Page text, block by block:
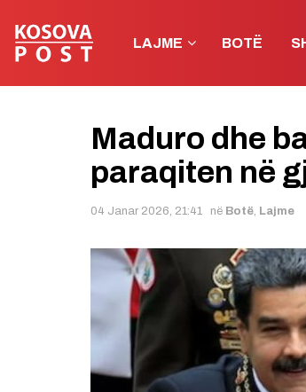
LAJME BOTË
Maduro dhe
paraqiten në
04 Janar 2026, 21:41 në Botë, Lajme